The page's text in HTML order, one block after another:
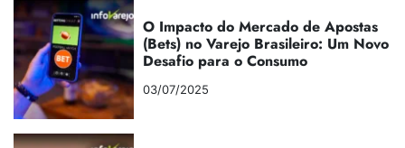
O Impacto do Mercado de Apostas
(Bets) no Varejo Brasileiro: Um Novo
Desafio para o Consumo
03/07/2025